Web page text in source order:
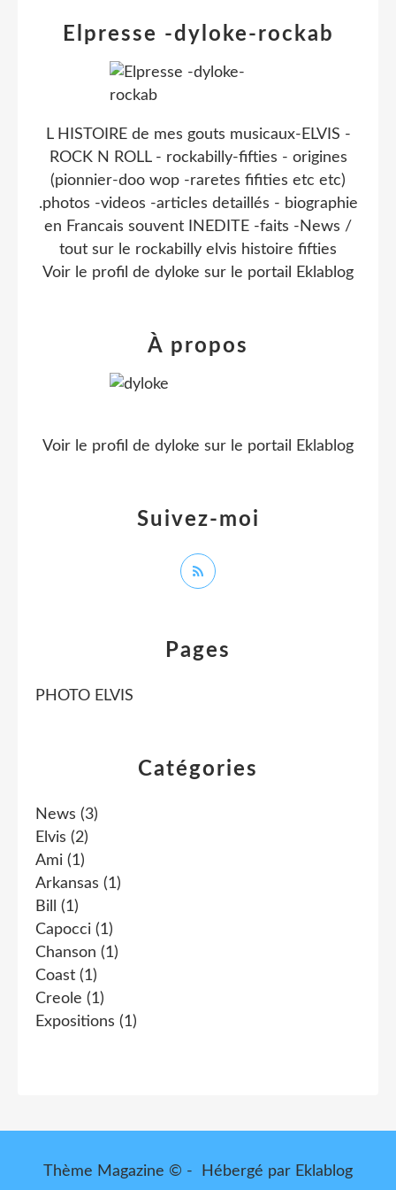
Catégories
News (3)
Elvis (2)
Ami (1)
Arkansas (1)
Bill
(1)
Capocci (1)
Chanson (1)
Coast (1)
Creole (1)
Expositions (1)
Pages
PHOTO ELVIS
Elpresse -dyloke-rockab
L HISTOIRE de mes gouts musicaux-ELVIS -
ROCK N ROLL - rockabilly-fifties - origines
(pionnier-doo wop -raretes fifities etc etc)
.photos -videos -articles detaillés - biographie
en Francais souvent INEDITE -faits -News /
tout sur le rockabilly elvis histoire fifties
Voir le profil de dyloke sur le portail Eklablog
Suivez-moi
À propos
Voir le profil de dyloke sur le portail Eklablog
Thème Magazine © - Hébergé par Eklablog